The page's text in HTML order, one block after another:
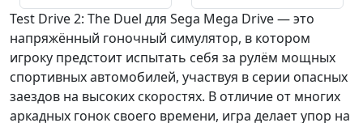
Test Drive 2: The Duel для Sega Mega Drive — это
напряжённый гоночный симулятор, в котором
игроку предстоит испытать себя за рулём мощных
спортивных автомобилей, участвуя в серии опасных
заездов на высоких скоростях. В отличие от многих
аркадных гонок своего времени, игра делает упор на